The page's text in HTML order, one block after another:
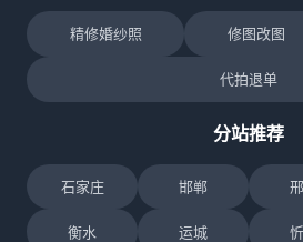
精修婚纱照 修图改图
代拍退单
分站推荐
石家庄 邯郸
衡水 运城